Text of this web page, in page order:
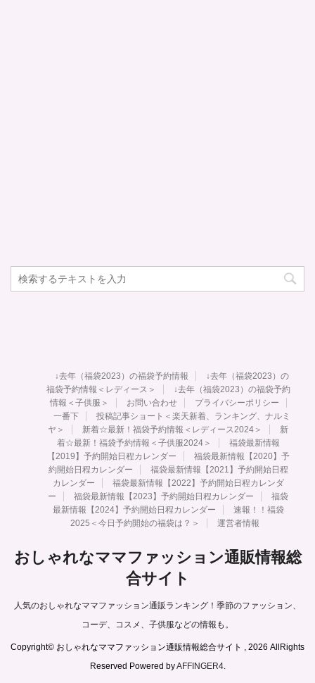
↓去年（福袋2023）の福袋予約情報
↓去年（福袋2023）の
福袋予約情報＜レディース＞
↓去年（福袋2023）の福袋予約
情報＜子供服＞
お問い合わせ
プライバシーポリシー
一番下
投稿記事ショート＜楽天新着、ランキング、ナルミ
ヤ＞
新着☆最新！福袋予約情報＜レディース2024＞
新
着☆最新！福袋予約情報＜子供服2024＞
福袋最新情報
【2019】予約開始日程カレンダー
福袋最新情報【2020】予
約開始日程カレンダー
福袋最新情報【2021】予約開始日程
カレンダー
福袋最新情報【2022】予約開始日程カレンダ
ー
福袋最新情報【2023】予約開始日程カレンダー
福袋
最新情報【2024】予約開始日程カレンダー
速報！！福袋
2025＜今日予約開始の福袋は？＞
運営者情報
おしゃれなママファッション通販情報総
合サイト
人気のおしゃれなママファッション通販ランキング！季節のファッション、
コーデ、コスメ、子供服などの情報も。
Copyright© おしゃれなママファッション通販情報総合サイト , 2026 AllRights
Reserved Powered byAFFINGER4.